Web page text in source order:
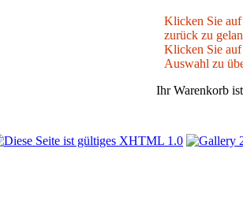
Klicken Sie
zurück zu
Klicken Sie
Auswahl zu
Ihr Warenkorb